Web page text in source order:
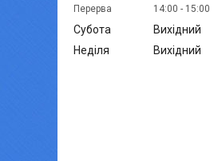
14:00 15:00
Субота
Вихідний
Неділя
Вихідний